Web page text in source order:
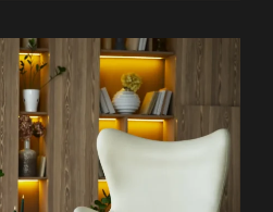
اختر مواد فعالة بجودة عالية
العروض التي توفرها الشركة.
حاول أن تتطلع على سابقة
واسأل عن تجارب العملاء الآخرين.
حاول اختيار مواد تتسم
أطول معك ولا تضطر لتجديدها